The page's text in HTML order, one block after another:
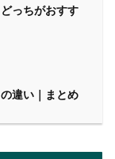
っちがおすす
違い｜まとめ